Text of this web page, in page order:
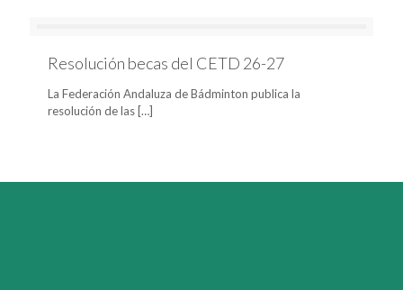
Resolución becas del CETD 26-27
La Federación Andaluza de Bádminton publica la
resolución de las […]